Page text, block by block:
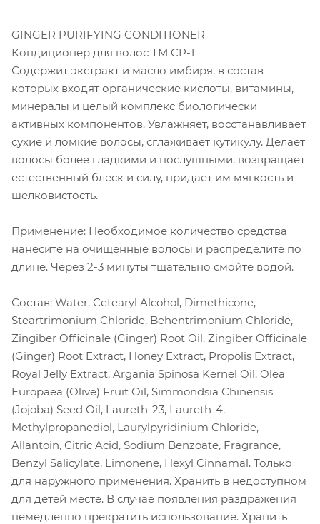
GINGER PURIFYING CONDITIONER
Кондиционер для волос ТМ CP-1
Содержит экстракт и масло имбиря, в состав
которых входят органические кислоты, витамины,
минералы и целый комплекс биологически
активных компонентов. Увлажняет, восстанавливает
сухие и ломкие волосы, сглаживает кутикулу. Делает
волосы более гладкими и послушными, возвращает
естественный блеск и силу, придает им мягкость и
шелковистость.
Применение: Необходимое количество средства
нанесите на очищенные волосы и распределите по
длине. Через 2-3 минуты тщательно смойте водой.
Состав: Water, Cetearyl Alcohol, Dimethicone,
Steartrimonium Chloride, Behentrimonium Chloride,
Zingiber Officinale (Ginger) Root Oil, Zingiber Officinale
(Ginger) Root Extract, Honey Extract, Propolis Extract,
Royal Jelly Extract, Argania Spinosa Kernel Oil, Olea
Europaea (Olive) Fruit Oil, Simmondsia Chinensis
(Jojoba) Seed Oil, Laureth-23, Laureth-4,
Methylpropanediol, Laurylpyridinium Chloride,
Allantoin, Citric Acid, Sodium Benzoate, Fragrance,
Benzyl Salicylate, Limonene, Hexyl Cinnamal. Только
для наружного применения. Хранить в недоступном
для детей месте. В случае появления раздражения
немедленно прекратить использование. Хранить